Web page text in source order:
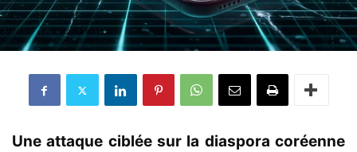
Une attaque ciblée sur la diaspora coréenne